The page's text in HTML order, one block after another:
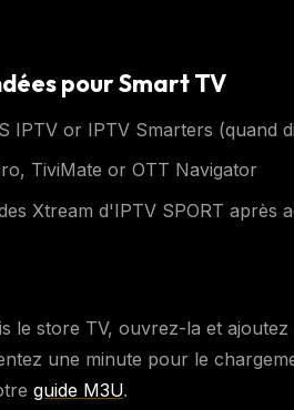
pour Smart TV
IPTV or IPTV Smarters (quand
TiviMate or OTT Navigator
Xtream d'IPTV SPORT après
le store TV, ouvrez-la et
une minute pour le
guide M3U.